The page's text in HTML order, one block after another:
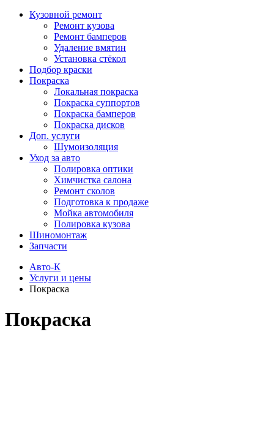
Кузовной ремонт
Ремонт кузова
Ремонт бамперов
Удаление вмятин
Установка стёкол
Подбор краски
Покраска
Локальная покраска
Покраска суппортов
Покраска бамперов
Покраска дисков
Доп. услуги
Шумоизоляция
Уход за авто
Полировка оптики
Химчистка салона
Ремонт сколов
Подготовка к продаже
Мойка автомобиля
Полировка кузова
Шиномонтаж
Запчасти
Авто-К
Услуги и цены
Покраска
Покраска